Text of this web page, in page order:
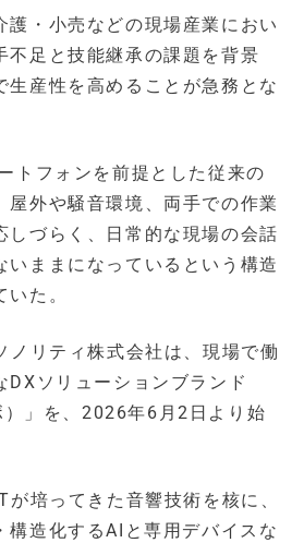
護・小売などの現場産業におい
不足と技能継承の課題を背景
生産性を高めることが急務とな
トフォンを前提とした従来の
屋外や騒音環境、両手での作業
しづらく、日常的な現場の会話
いままになっているという構造
た。
ノリティ株式会社は、現場で働
DXソリューションブランド
）」を、2026年6月2日より始
培ってきた音響技術を核に、
構造化するAIと専用デバイスな